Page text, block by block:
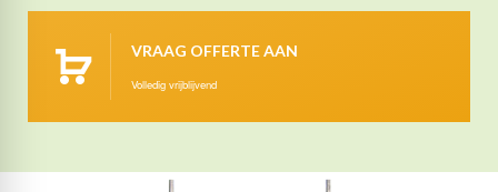
VRAAG OFFERTE AAN
Volledig vrijblijvend